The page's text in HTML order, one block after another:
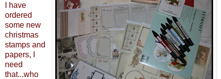
I have
ordered
some new
christmas
stamps and
papers, I
need
that...who